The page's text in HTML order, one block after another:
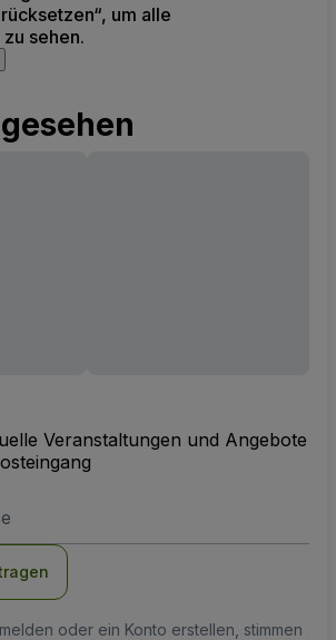
um alle
sehen.
Veranstaltungen und Angebote
oder ein Konto erstellen, stimmen